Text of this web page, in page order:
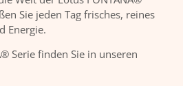
Sie jeden Tag frisches, reines
Energie.
Serie finden Sie in unseren